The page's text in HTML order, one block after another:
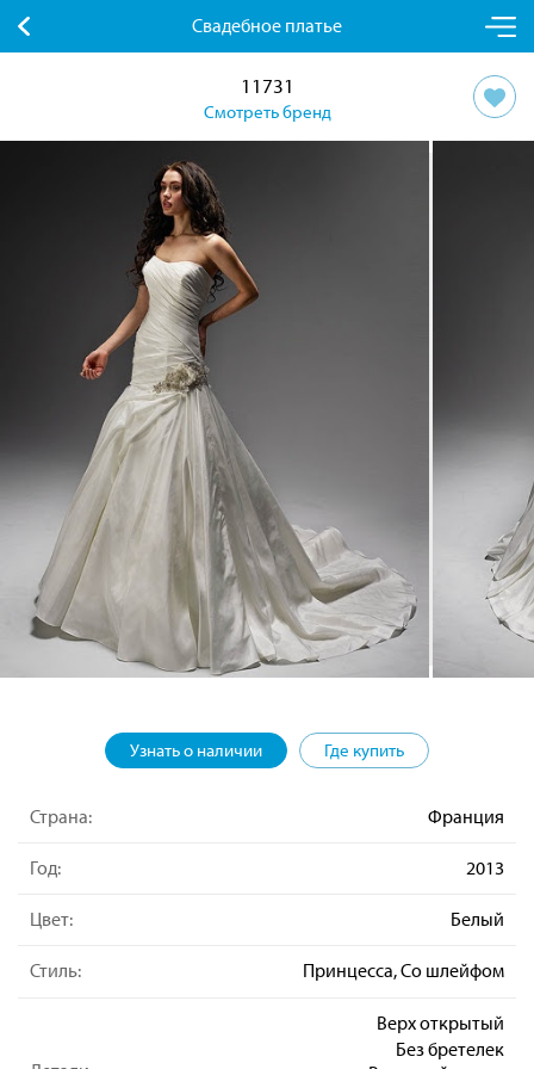
Свадебное платье
11731
Смотреть бренд
Узнать о наличии Где купить
Страна: Франция
Год: 2013
Цвет: Белый
Стиль: Принцесса, Со шлейфом
Верх открытый
Без бретелек